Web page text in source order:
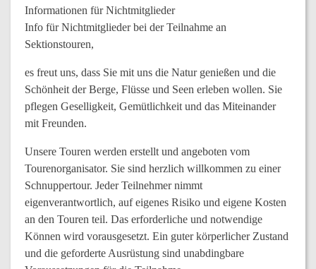
Informationen für Nichtmitglieder
Info für Nichtmitglieder bei der Teilnahme an
Sektionstouren,
es freut uns, dass Sie mit uns die Natur genießen und die
Schönheit der Berge, Flüsse und Seen erleben wollen. Sie
pflegen Geselligkeit, Gemütlichkeit und das Miteinander
mit Freunden.
Unsere Touren werden erstellt und angeboten vom
Tourenorganisator. Sie sind herzlich willkommen zu einer
Schnuppertour. Jeder Teilnehmer nimmt
eigenverantwortlich, auf eigenes Risiko und eigene Kosten
an den Touren teil. Das erforderliche und notwendige
Können wird vorausgesetzt. Ein guter körperlicher Zustand
und die geforderte Ausrüstung sind unabdingbare